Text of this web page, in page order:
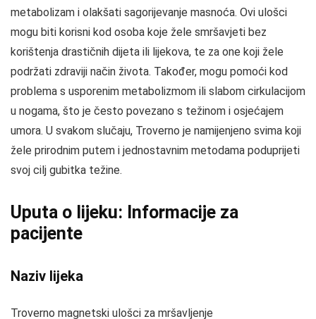
metabolizam i olakšati sagorijevanje masnoća. Ovi ulošci
mogu biti korisni kod osoba koje žele smršavjeti bez
korištenja drastičnih dijeta ili lijekova, te za one koji žele
podržati zdraviji način života. Također, mogu pomoći kod
problema s usporenim metabolizmom ili slabom cirkulacijom
u nogama, što je često povezano s težinom i osjećajem
umora. U svakom slučaju, Troverno je namijenjeno svima koji
žele prirodnim putem i jednostavnim metodama poduprijeti
svoj cilj gubitka težine.
Uputa o lijeku: Informacije za
pacijente
Naziv lijeka
Troverno magnetski ulošci za mršavljenje